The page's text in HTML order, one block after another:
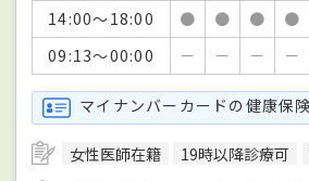
14:00～18:00
● ● ● ●
09:13～00:00
－ － － －
マイナンバーカードの健康保
女性医師在籍 19時以降診療可